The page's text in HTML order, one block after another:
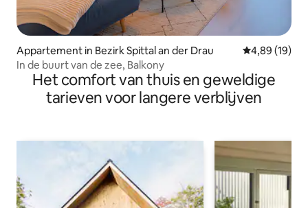
Appartement in Bezirk Spittal an der Drau Gemiddelde
4,89 (19)
In de buurt van de zee, Balkony
Het comfort van thuis en geweldige
tarieven voor langere verblijven